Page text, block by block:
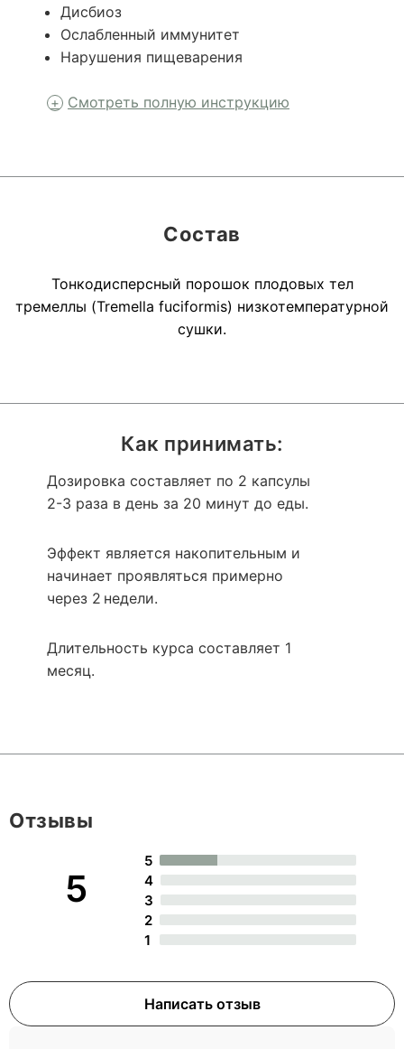
Дисбиоз
Ослабленный иммунитет
Нарушения пищеварения
Смотреть полную инструкцию
Как принимать:
Дозировка составляет по 2 капсулы
2-3 раза в день за 20 минут до еды.
Эффект является накопительным и
начинает проявляться примерно
через 2 недели.
Длительность курса составляет 1
месяц.
Состав
Тонкодисперсный порошок плодовых тел
тремеллы (Tremella fuciformis) низкотемпературной
сушки.
5
5
4
3
2
1
Написать отзыв
Отзывы